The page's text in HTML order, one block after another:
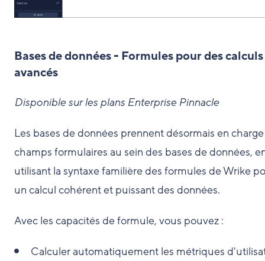
Bases de données - Formules pour des calculs
avancés
Disponible sur les plans Enterprise Pinnacle
Les bases de données prennent désormais en
champs formulaires au sein des bases de données,
utilisant la syntaxe familière des formules de Wrike
un calcul cohérent et puissant des données.
Avec les capacités de formule, vous pouvez :
Calculer automatiquement les métriques